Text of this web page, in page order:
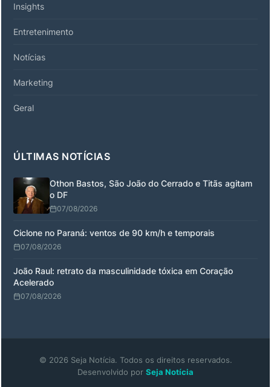
Insights
Entretenimento
Notícias
Marketing
Geral
ÚLTIMAS NOTÍCIAS
Othon Bastos, São João do Cerrado e Titãs agitam
o DF
07/08/2026
Ciclone no Paraná: ventos de 90 km/h e temporais
07/08/2026
João Raul: retrato da masculinidade tóxica em Coração
Acelerado
07/08/2026
© 2026 Seja Notícia. Todos os direitos reservados.
Desenvolvido por Seja Notícia